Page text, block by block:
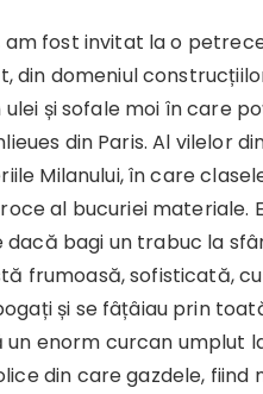
am fost invitat la o
din domeniul
și sofale moi în care
din Paris. Al vilelor
Milanului, în care
al bucuriei materiale.
bagi un trabuc la
frumoasă, sofisticată,
și se fâțâiau prin
un enorm curcan
din care gazdele, fiind